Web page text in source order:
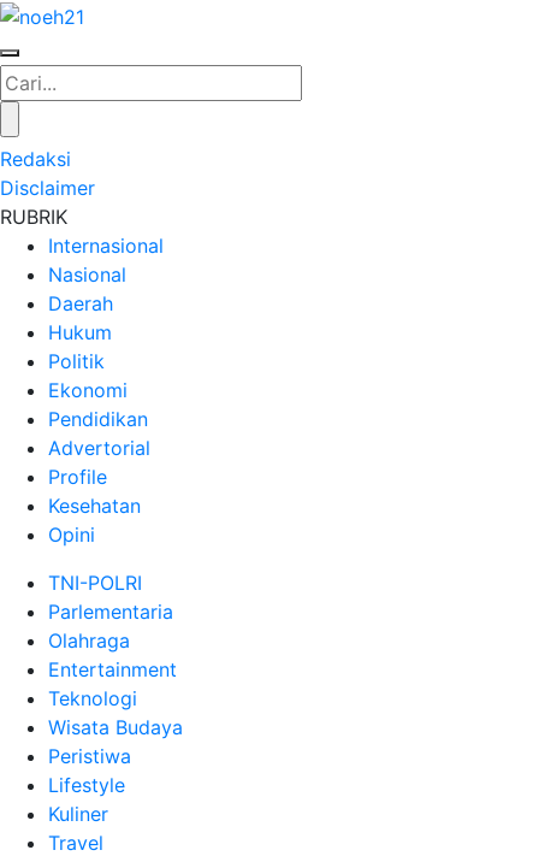
Redaksi
Disclaimer
RUBRIK
Internasional
Nasional
Daerah
Hukum
Politik
Ekonomi
Pendidikan
Advertorial
Profile
Kesehatan
Opini
TNI-POLRI
Parlementaria
Olahraga
Entertainment
Teknologi
Wisata Budaya
Peristiwa
Lifestyle
Kuliner
Travel